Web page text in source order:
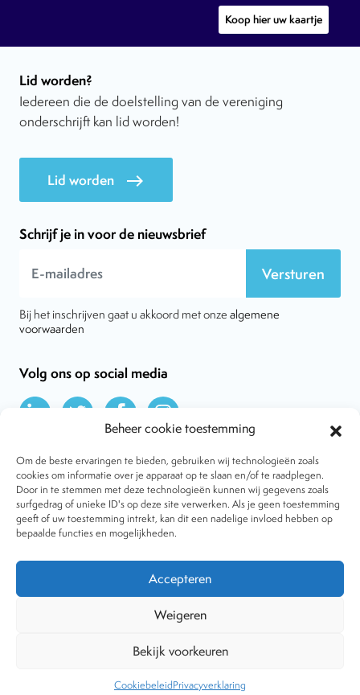
Beheer cookie toestemming
Om de beste ervaringen te bieden, gebruiken wij technologieën zoals
cookies om informatie over je apparaat op te slaan en/of te raadplegen.
Door in te stemmen met deze technologieën kunnen wij gegevens zoals
surfgedrag of unieke ID's op deze site verwerken. Als je geen toestemming
geeft of uw toestemming intrekt, kan dit een nadelige invloed hebben op
bepaalde functies en mogelijkheden.
Accepteren
Weigeren
Bekijk voorkeuren
CookiebeleidPrivacyverklaring
Koop hier uw kaartje
Lid worden?
Iedereen die de doelstelling van de vereniging
onderschrijft kan lid worden!
Lid worden east
Schrijf je in voor de nieuwsbrief
Versturen
Bij het inschrijven gaat u akkoord met onze algemene
voorwaarden
Volg ons op social media
Over VtdK
Contact
Nieuws
Behandelwijzen
Dossiers
Tijdschrift
Copyright © 2001-2026 Vereniging tegen de Kwakzalverij. Alle